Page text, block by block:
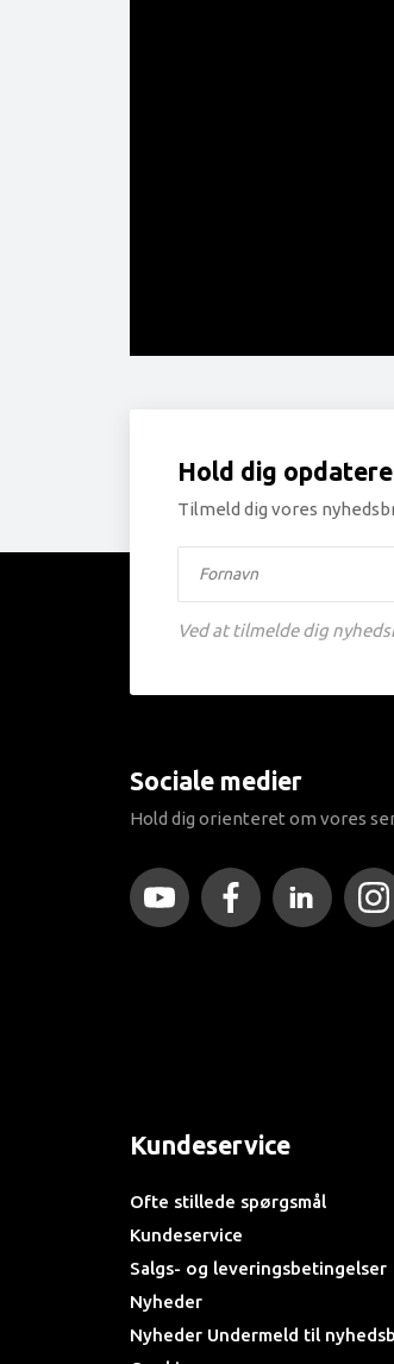
Hold dig
Tilmeld dig vores
Ved at tilmelde dig
Sociale medier
Hold dig orienteret om vores
Kundeservice
Ofte stillede spørgsmål
Kundeservice
Salgs- og leveringsbetingelser
Nyheder
Nyheder Undermeld til